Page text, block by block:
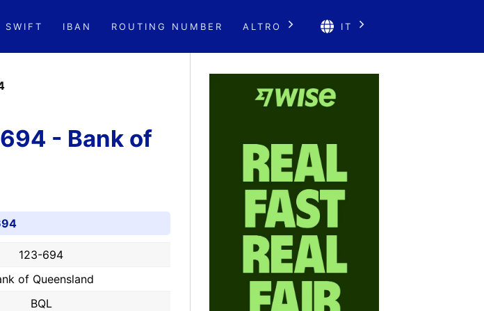
SWIFT IBAN ROUTING NUMBER ALTRO IT
- Bank of
123-694
of Queensland
BQL